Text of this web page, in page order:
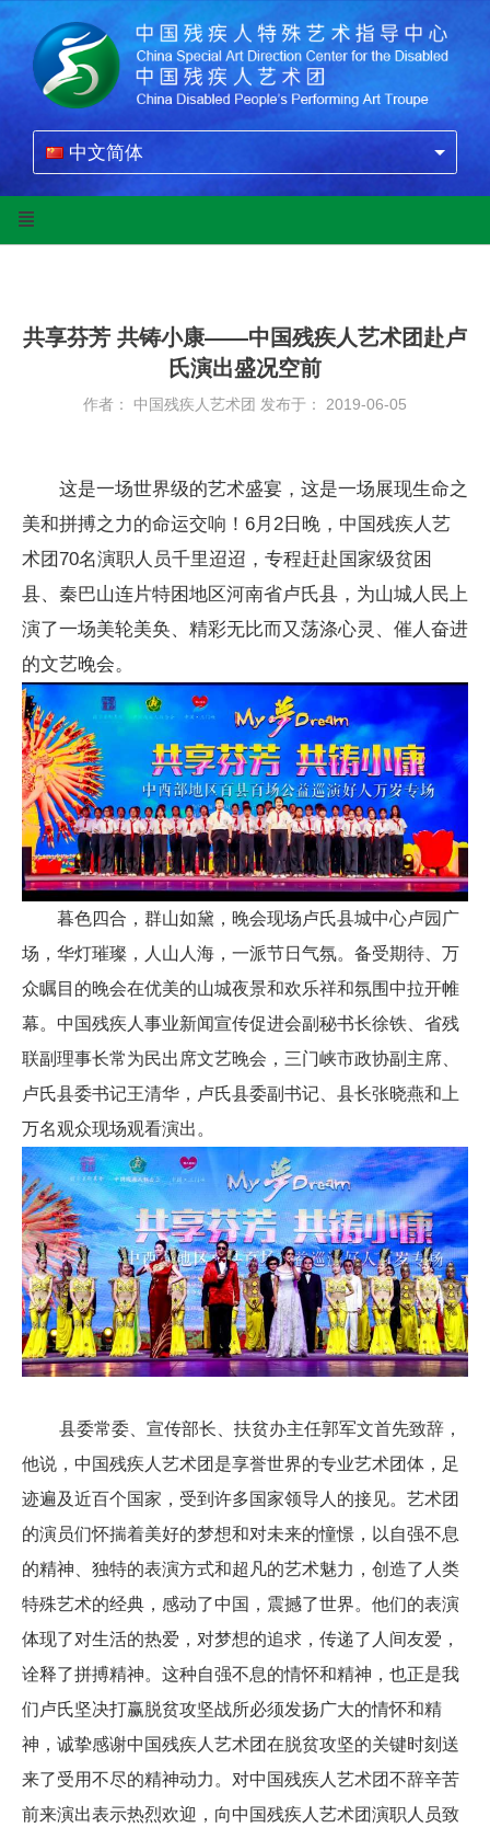
中文简体
共享芬芳 共铸小康——中国残疾人艺术团赴卢
氏演出盛况空前
作者： 中国残疾人艺术团 发布于： 2019-06-05
这是一场世界级的艺术盛宴，这是一场展现生命之
美和拼搏之力的命运交响！6月2日晚，中国残疾人艺
术团70名演职人员千里迢迢，专程赶赴国家级贫困
县、秦巴山连片特困地区河南省卢氏县，为山城人民上
演了一场美轮美奂、精彩无比而又荡涤心灵、催人奋进
的文艺晚会。
暮色四合，群山如黛，晚会现场卢氏县城中心卢园广
场，华灯璀璨，人山人海，一派节日气氛。备受期待、万
众瞩目的晚会在优美的山城夜景和欢乐祥和氛围中拉开帷
幕。中国残疾人事业新闻宣传促进会副秘书长徐铁、省残
联副理事长常为民出席文艺晚会，三门峡市政协副主席、
卢氏县委书记王清华，卢氏县委副书记、县长张晓燕和上
万名观众现场观看演出。
县委常委、宣传部长、扶贫办主任郭军文首先致辞，
他说，中国残疾人艺术团是享誉世界的专业艺术团体，足
迹遍及近百个国家，受到许多国家领导人的接见。艺术团
的演员们怀揣着美好的梦想和对未来的憧憬，以自强不息
的精神、独特的表演方式和超凡的艺术魅力，创造了人类
特殊艺术的经典，感动了中国，震撼了世界。他们的表演
体现了对生活的热爱，对梦想的追求，传递了人间友爱，
诠释了拼搏精神。这种自强不息的情怀和精神，也正是我
们卢氏坚决打赢脱贫攻坚战所必须发扬广大的情怀和精
神，诚挚感谢中国残疾人艺术团在脱贫攻坚的关键时刻送
来了受用不尽的精神动力。对中国残疾人艺术团不辞辛苦
前来演出表示热烈欢迎，向中国残疾人艺术团演职人员致